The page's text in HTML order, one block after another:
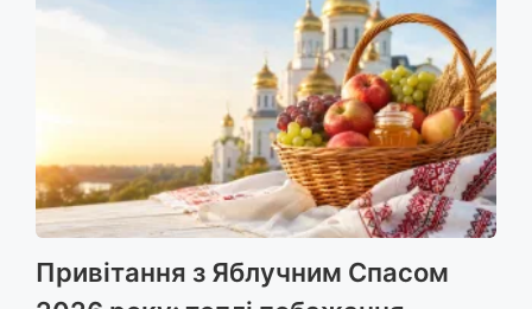
Привітання з Яблучним Спасом